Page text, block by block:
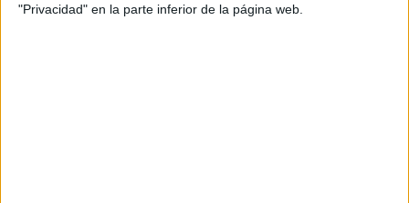
"Privacidad" en la parte inferior de la página web.